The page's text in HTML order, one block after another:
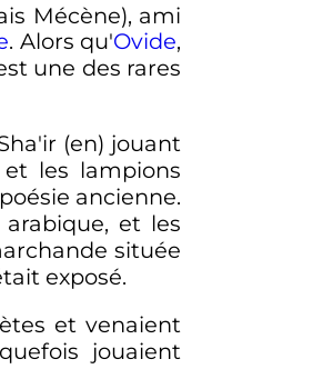
Mécène), ami
. Alors qu'Ovide,
une des rares
(en) jouant
les lampions
ancienne.
et les
située
exposé.
et venaient
jouaient